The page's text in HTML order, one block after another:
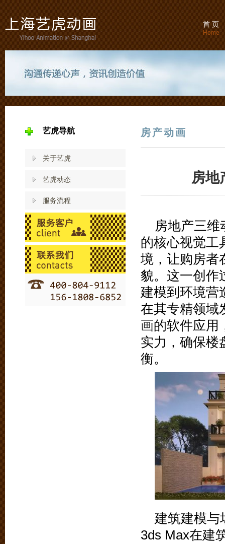
首 页
Home
艺虎导航
关于艺虎
艺虎动态
服务流程
房产动画
房地
房地产三
的核心视觉工
境，让购房者
貌。这一创作
建模到环境营
在其专精领域
画的软件应用
实力，确保楼
衡。
建筑建模与
3ds Max在建